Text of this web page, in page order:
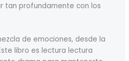
tan profundamente con los
de emociones, desde la
libro es lectura lectura